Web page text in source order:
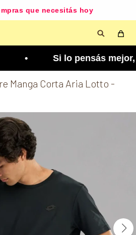
que necesitás hoy
• Si lo pensás mejor, lo
Manga Corta Aria Lotto -